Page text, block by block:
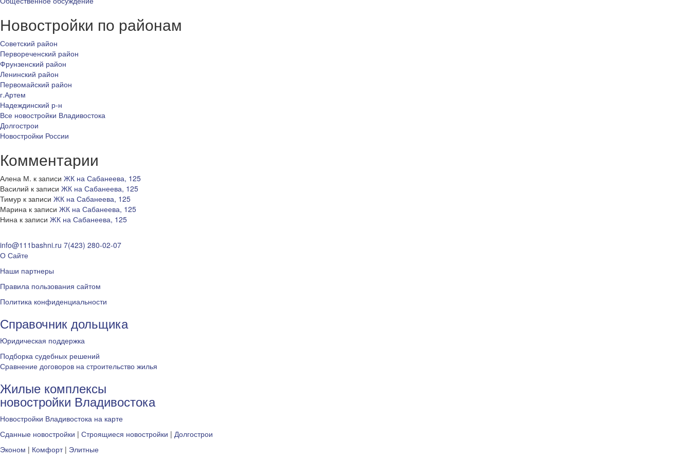
Новостройки по районам
Советский район
Первореченский район
Фрунзенский район
Ленинский район
Первомайский район
г.Артем
Надеждинский р-н
Все новостройки Владивостока
Долгострои
Новостройки России
Комментарии
Алена М. к записи ЖК на Сабанеева, 125
Василий к записи ЖК на Сабанеева, 125
Тимур к записи ЖК на Сабанеева, 125
Марина к записи ЖК на Сабанеева, 125
Нина к записи ЖК на Сабанеева, 125
info@111bashni.ru 7(423) 280-02-07
О Сайте
Наши партнеры
Правила пользования сайтом
Политика конфиденциальности
Справочник дольщика
Юридическая поддержка
Подборка судебных решений
Сравнение договоров на строительство жилья
Жилые комплексы
новостройки Владивостока
Новостройки Владивостока на карте
Сданные новостройки | Строящиеся новостройки | Долгострои
Эконом | Комфорт| Элитные